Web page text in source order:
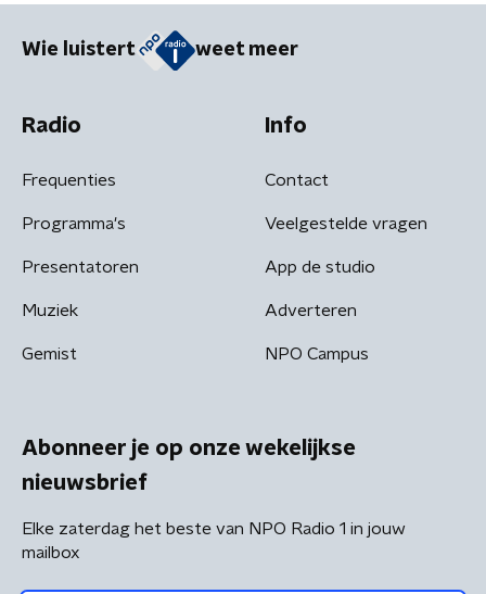
Wie luistert weet meer
Radio
Frequenties
Programma's
Presentatoren
Muziek
Gemist
Info
Contact
Veelgestelde vragen
App de studio
Adverteren
NPO Campus
Abonneer je op onze wekelijkse
nieuwsbrief
Elke zaterdag het beste van NPO Radio 1 in jouw
mailbox